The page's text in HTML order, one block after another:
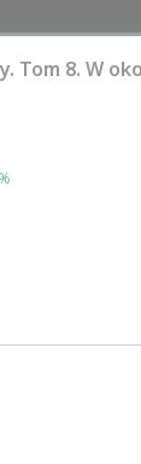
Tom 8. W